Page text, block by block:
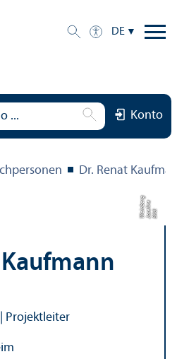
DE
Konto
Dr. Renat
Bil
d:
J
o
s
eli
n
eW
ei
n
b
e
r
g
Projektleiter